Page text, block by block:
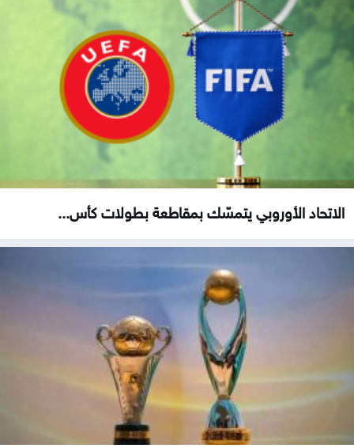
الاتحاد الأوروبي يتمسّك بمقاطعة بطولات كأس...